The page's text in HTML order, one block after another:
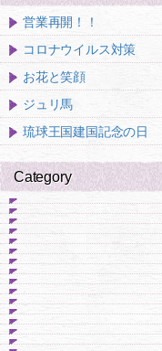
営業再開！！
コロナウイルス対策
お花と笑顔
ジュリ馬
琉球王国建国記念の日
Category